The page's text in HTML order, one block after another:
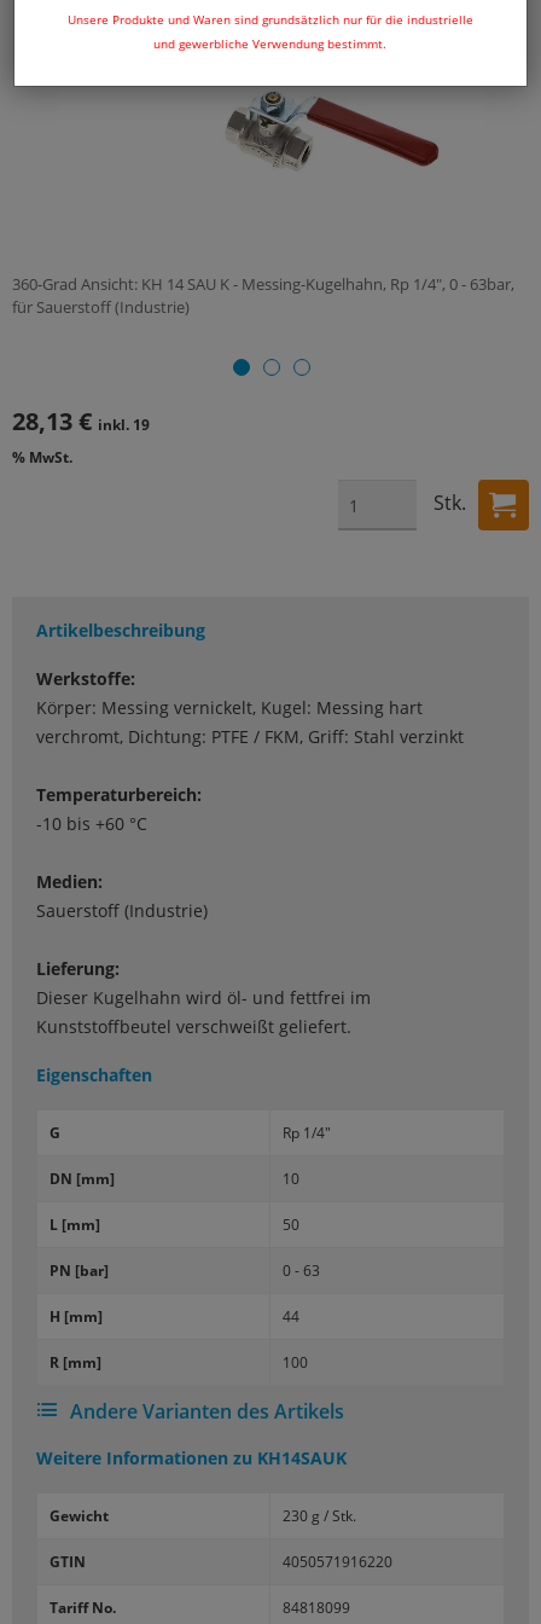
Unsere Produkte und Waren sind grundsätzlich nur für die industrielle
und gewerbliche Verwendung bestimmt.
360-Grad Ansicht: KH 14 SAU K - Messing-Kugelhahn, Rp 1/4", 0 - 63bar,
für Sauerstoff (Industrie)
28,13 € inkl. 19
% MwSt.
Stk.
Artikelbeschreibung
Werkstoffe:
Körper: Messing vernickelt, Kugel: Messing hart
verchromt, Dichtung: PTFE / FKM, Griff: Stahl verzinkt
Temperaturbereich:
-10 bis +60 °C
Medien:
Sauerstoff (Industrie)
Lieferung:
Dieser Kugelhahn wird öl- und fettfrei im
Kunststoffbeutel verschweißt geliefert.
Eigenschaften
G Rp 1/4"
DN [mm] 10
L [mm] 50
PN [bar] 0 - 63
H [mm] 44
R [mm] 100
Andere Varianten des Artikels
Weitere Informationen zu KH14SAUK
Gewicht 230 g / Stk.
GTIN 4050571916220
Tariff No. 84818099